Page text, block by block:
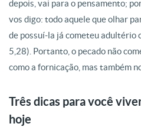
depois, vai para o pensamento;
vos digo: todo aquele que olhar
de possuí-la já cometeu adultério
5,28). Portanto, o pecado não
como a fornicação, mas também
Três dicas para você
hoje